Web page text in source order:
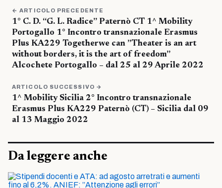
← ARTICOLO PRECEDENTE
1° C. D. “G. L. Radice” Paternò CT 1^ Mobility
Portogallo 1° Incontro transnazionale Erasmus
Plus KA229 Togetherwe can ”Theater is an art
without borders, it is the art of freedom”
Alcochete Portogallo – dal 25 al 29 Aprile 2022
ARTICOLO SUCCESSIVO →
1^ Mobility Sicilia 2° Incontro transnazionale
Erasmus Plus KA229 Paternò (CT) – Sicilia dal 09
al 13 Maggio 2022
Da leggere anche